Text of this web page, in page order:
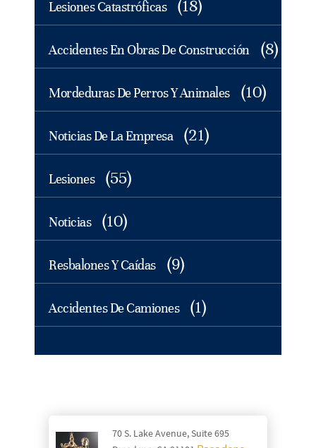
Lesiones Catastróficas (18)
Accidentes En Obras De Construcción (8)
Mordeduras De Perros Y Animales (10)
Noticias De La Empresa (21)
Lesiones (55)
Noticias (10)
Resbalones Y Caídas (9)
Accidentes De Camiones (1)
70 S. Lake Avenue, Suite 695